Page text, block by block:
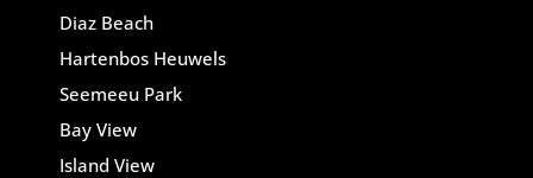
Diaz Beach
Hartenbos Heuwels
Seemeeu Park
Bay View
Island View